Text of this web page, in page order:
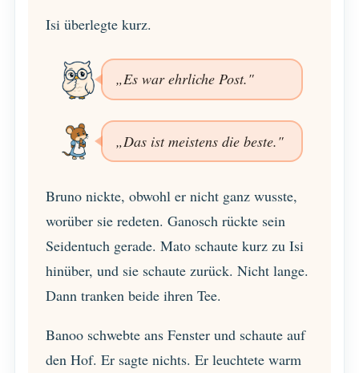
Isi überlegte kurz.
„Es war ehrliche Post."
„Das ist meistens die beste."
Bruno nickte, obwohl er nicht ganz wusste,
worüber sie redeten. Ganosch rückte sein
Seidentuch gerade. Mato schaute kurz zu Isi
hinüber, und sie schaute zurück. Nicht lange.
Dann tranken beide ihren Tee.
Banoo schwebte ans Fenster und schaute auf
den Hof. Er sagte nichts. Er leuchtete warm